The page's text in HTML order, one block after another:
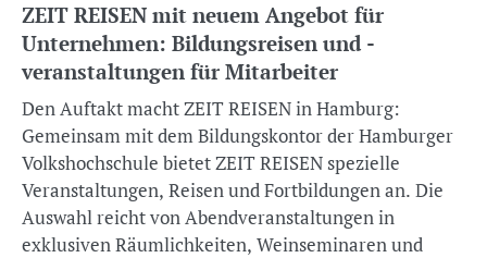
ZEIT REISEN mit neuem Angebot für
Unternehmen: Bildungsreisen und -
veranstaltungen für Mitarbeiter
Den Auftakt macht ZEIT REISEN in Hamburg:
Gemeinsam mit dem Bildungskontor der Hamburger
Volkshochschule bietet ZEIT REISEN spezielle
Veranstaltungen, Reisen und Fortbildungen an. Die
Auswahl reicht von Abendveranstaltungen in
exklusiven Räumlichkeiten, Weinseminaren und